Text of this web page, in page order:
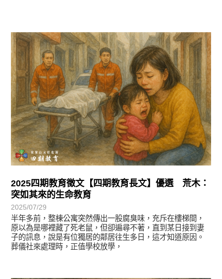
2025四期教育徵文【四期教育長文】優選 荒木：
突如其來的生命教育
2025/07/29
半年多前，整棟公寓突然傳出一股腐臭味，充斥在樓梯間，
原以為是哪裡藏了死老鼠，但卻遍尋不著，直到某日接到妻
子的訊息，說是有位獨居的鄰居往生多日，這才知道原因。
葬儀社來處理時，正值學校放學，
徵文賞析